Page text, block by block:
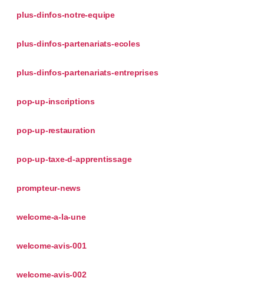
plus-dinfos-notre-equipe
plus-dinfos-partenariats-ecoles
plus-dinfos-partenariats-entreprises
pop-up-inscriptions
pop-up-restauration
pop-up-taxe-d-apprentissage
prompteur-news
welcome-a-la-une
welcome-avis-001
welcome-avis-002